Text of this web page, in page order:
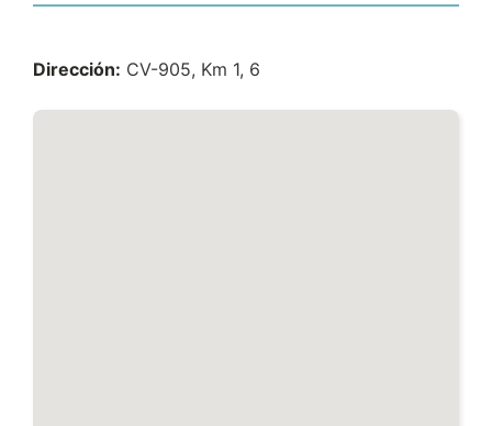
Dirección: CV-905, Km 1, 6